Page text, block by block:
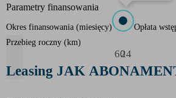
Parametry finansowania
Okres finansowania (miesięcy)
24
60
Opłata
Przebieg roczny (km)
Leasing JAK